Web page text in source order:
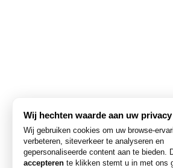
Wij hechten waarde aan uw privacy
Wij gebruiken cookies om uw browse-
verbeteren, siteverkeer te analyseren en
gepersonaliseerde content aan te bieden.
accepteren te klikken stemt u in met ons